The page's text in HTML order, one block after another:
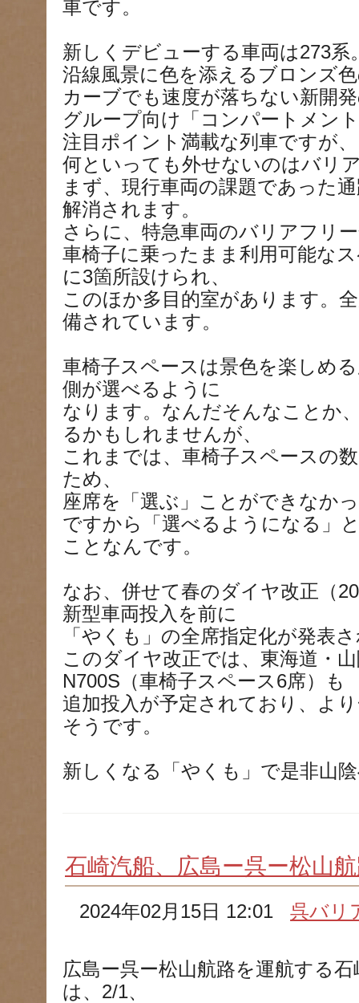
車です。
新しくデビューする車両は273系
沿線風景に色を添えるブロンズ
カーブでも速度が落ちない新開
グループ向け「コンパートメン
注目ポイント満載な列車ですが、
何といっても外せないのはバリ
まず、現行車両の課題であった
解消されます。
さらに、特急車両のバリアフリ
車椅子に乗ったまま利用可能な
に3箇所設けられ、
このほか多目的室があります。
備されています。
車椅子スペースは景色を楽しめ
側が選べるように
なります。なんだそんなことか
るかもしれませんが、
これまでは、車椅子スペースの
ため、
座席を「選ぶ」ことができなか
ですから「選べるようになる」
ことなんです。
なお、併せて春のダイヤ改正（
新型車両投入を前に
「やくも」の全席指定化が発表
このダイヤ改正では、東海道・
N700S（車椅子スペース6席）も
追加投入が予定されており、よ
そうです。
新しくなる「やくも」で是非山
石崎汽船、広島ー呉ー松山
2024年02月15日 12:01呉バリ
広島ー呉ー松山航路を運航する
は、2/1、